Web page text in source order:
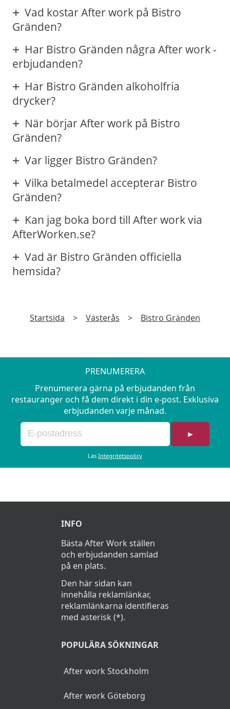
Vad kostar After work på Bistro
Gränden?
Har Bistro Gränden några After work -
erbjudanden?
Har Bistro Gränden alkoholfria
drycker?
När börjar After work på Bistro
Gränden?
Var ligger Bistro Gränden?
Vilka betalmedel accepterar Bistro
Gränden?
Kan jag boka bord till After work via
AfterWorken.se?
Vad är Bistro Gränden officiella
hemsida?
Startsida > Västerås > Bistro Gränden
PRENUMERERA
Prenumerera gärna på erbjudanden från
restauranger och få dem direkt i din e-post. Exklusiva
erbjudanden varje månad.
►
Läs Integritetspolicy
INFO
Bästa After Work ställen
och erbjudanden samlad
på en plats.
Den här sidan kan
innehålla reklamlänkar,
reklamlänkarna identifieras
med asterisk (*).
POPULÄRA SÖKNINGAR
After work Stockholm
After work Göteborg